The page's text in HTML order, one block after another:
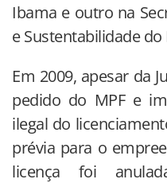
Ibama e outro na
e Sustentabilidade do
Em 2009, apesar da
pedido do MPF e
ilegal do
prévia para o
licença foi